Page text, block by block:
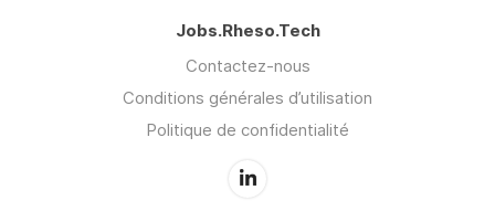
Jobs.Rheso.Tech
Contactez-nous
Conditions générales d’utilisation
Politique de confidentialité